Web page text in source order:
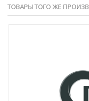
ТОВАРЫ ТОГО ЖЕ